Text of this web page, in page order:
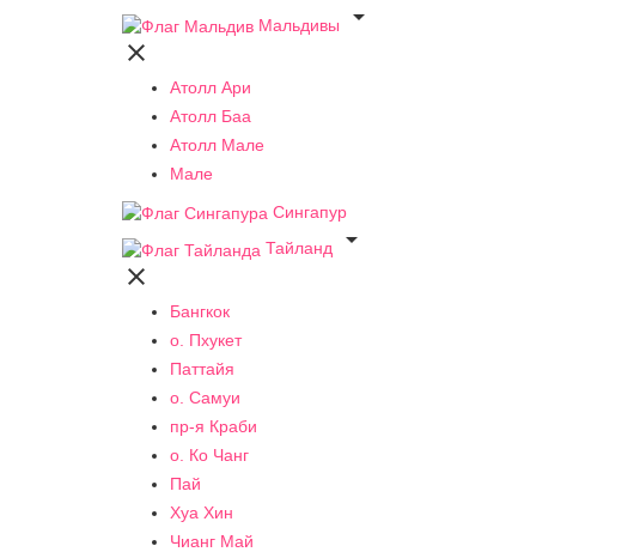
Мальдивы


Атолл Ари
Атолл Баа
Атолл Мале
Мале
Сингапур
Тайланд


Бангкок
о. Пхукет
Паттайя
о. Самуи
пр-я Краби
о. Ко Чанг
Пай
Хуа Хин
Чианг Май